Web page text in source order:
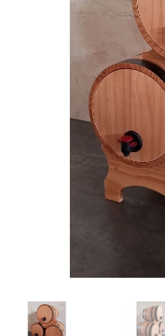
Blog – Carpintería